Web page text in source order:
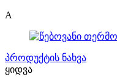
A
პროდუქტის ნახვა
ყიდვა